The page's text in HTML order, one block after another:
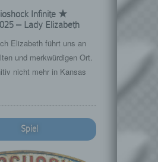
Infinite ★
– Lady Elizabeth
Elizabeth führt uns an
und merkwürdigen Ort.
nicht mehr in Kansas
Spiel